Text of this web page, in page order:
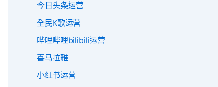
今日头条运营
全民K歌运营
哔哩哔哩bilibili运营
喜马拉雅
小红书运营